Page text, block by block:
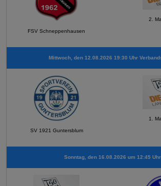
FSV Schneppenhausen
2.
Mittwoch, den 12.08.2026 19:30 Uhr
SV 1921 Guntersblum
1.
Sonntag, den 16.08.2026 um 12:45 Uhr